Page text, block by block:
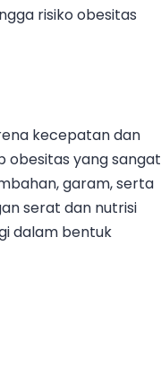
risiko obesitas
kecepatan dan
obesitas yang sangat
garam, serta
serat dan nutrisi
dalam bentuk